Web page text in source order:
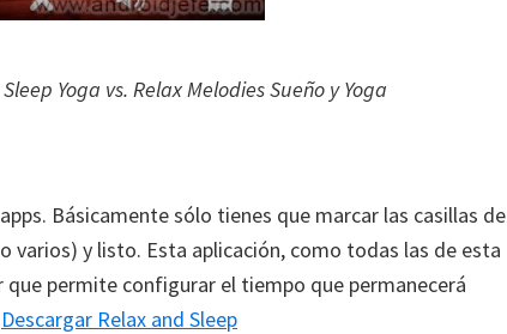
Yoga vs. Relax Melodies Sueño y Yoga
Básicamente sólo tienes que marcar las casillas de
varios) y listo. Esta aplicación, como todas las de esta
permite configurar el tiempo que permanecerá
Descargar Relax and Sleep